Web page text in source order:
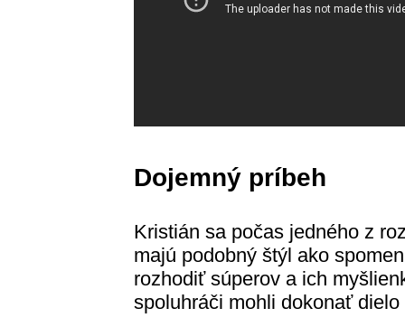
Dojemný príbeh
Kristián sa počas jedného z
majú podobný štýl ako
rozhodiť súperov a ich
spoluhráči mohli dokonať